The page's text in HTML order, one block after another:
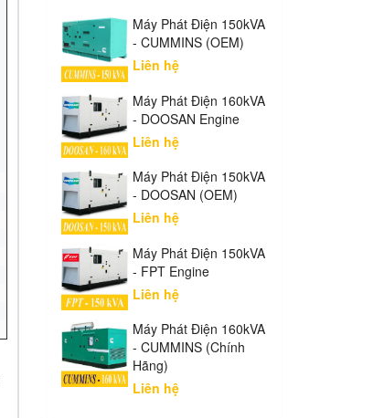
Máy Phát Điện 150kVA
- CUMMINS (OEM)
Liên hệ
Máy Phát Điện 160kVA
- DOOSAN Engine
Liên hệ
Máy Phát Điện 150kVA
- DOOSAN (OEM)
Liên hệ
Máy Phát Điện 150kVA
- FPT Engine
Liên hệ
Máy Phát Điện 160kVA
- CUMMINS (Chính
Hãng)
Liên hệ